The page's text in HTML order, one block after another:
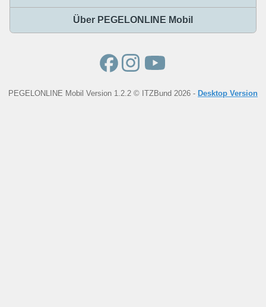
Über PEGELONLINE Mobil
PEGELONLINE Mobil Version 1.2.2 © ITZBund 2026 - Desktop Version